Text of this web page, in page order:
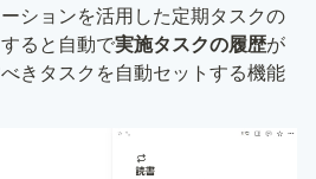
ションを活用した定期タスクの
ると自動で実施タスクの履歴が
きタスクを自動セットする機能